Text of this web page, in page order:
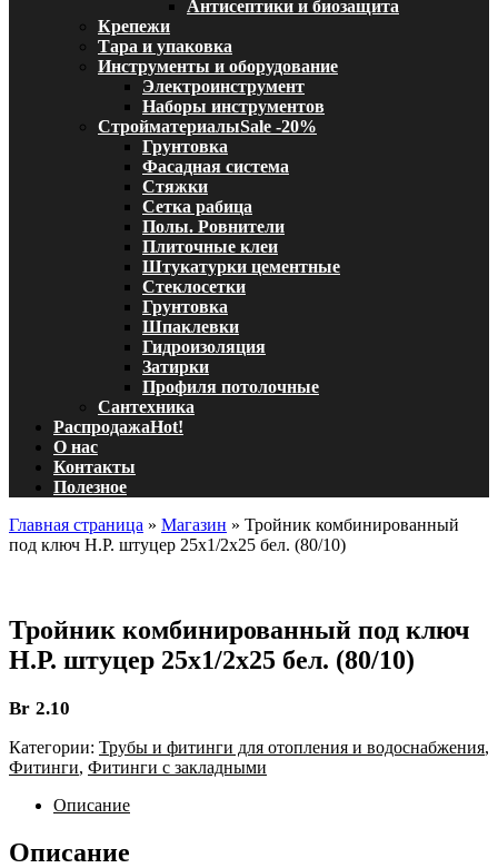
Антисептики и биозащита
Крепежи
Тара и упаковка
Инструменты и оборудование
Электроинструмент
Наборы инструментов
СтройматериалыSale -20%
Грунтовка
Фасадная система
Стяжки
Сетка рабица
Полы. Ровнители
Плиточные клеи
Штукатурки цементные
Стеклосетки
Грунтовка
Шпаклевки
Гидроизоляция
Затирки
Профиля потолочные
Сантехника
РаспродажаHot!
О нас
Контакты
Полезное
Главная страница » Магазин » Тройник комбинированный
под ключ Н.Р. штуцер 25х1/2х25 бел. (80/10)
Тройник комбинированный под ключ
Н.Р. штуцер 25х1/2х25 бел. (80/10)
Br 2.10
Категории: Трубы и фитинги для отопления и водоснабжения,
Фитинги, Фитинги с закладными
Описание
Описание